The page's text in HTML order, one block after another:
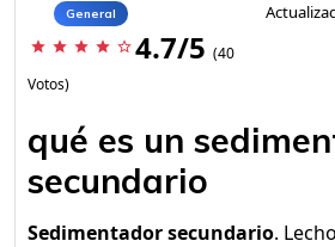
General
star star star star star_border 4.7/5 (40
Votos)
qué es un
secundario
Sedimentador secundario.